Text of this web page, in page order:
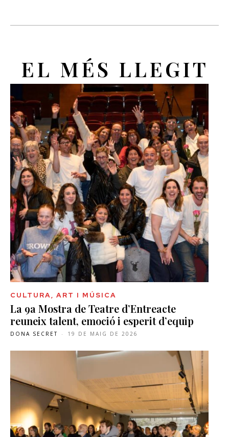
EL MÉS LLEGIT
CULTURA, ART I MÚSICA
La 9a Mostra de Teatre d’Entreacte
reuneix talent, emoció i esperit d’equip
DONA SECRET - 19 DE MAIG DE 2026